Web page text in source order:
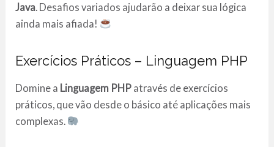
Java. Desafios variados ajudarão a deixar sua lógica
ainda mais afiada!
Exercícios Práticos – Linguagem PHP
Domine a Linguagem PHP através de exercícios
práticos, que vão desde o básico até aplicações mais
complexas.